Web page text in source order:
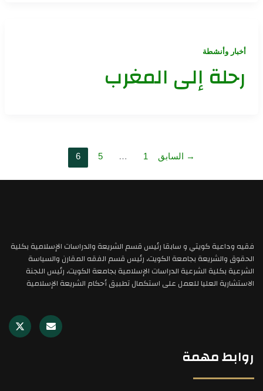
أخبار وأنشطة
رحلة إلى المغرب
→ السابق 1
…
5
6
فقيه وداعية كويتي و سابقا رئيس قسم الشريعة والدراسات الإسلامية بكلية
الحقوق والشريعة بجامعة الكويت، رئيس قسم الفقه المقارن والسياسة
الشرعية بكلية الشرعية الدراسات الإسلامية بجامعة الكويت، رئيس اللجنة
الاستشارية العليا للعمل على استكمال تطبيق أحكام الشريعة الإسلامية
E
n
v
X
-
t
روابط مهمة